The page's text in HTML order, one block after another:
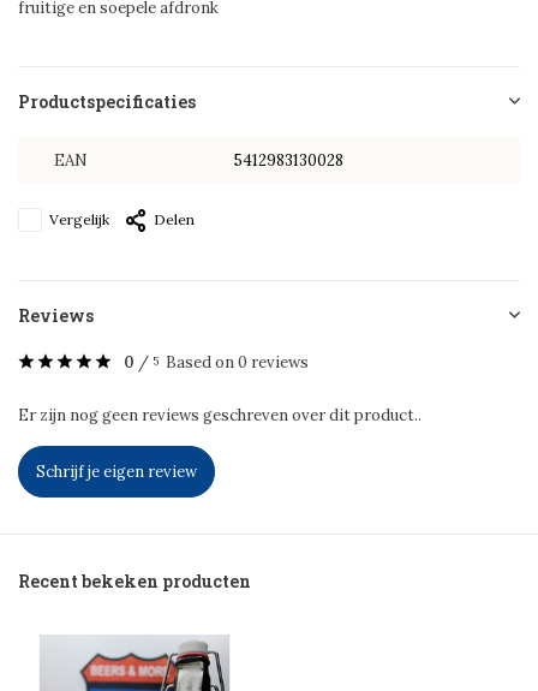
fruitige en soepele afdronk
Productspecificaties
EAN 5412983130028
Vergelijk Delen
Reviews
0 / 5 Based on 0 reviews
Er zijn nog geen reviews geschreven over dit product..
Schrijf je eigen review
Recent bekeken producten